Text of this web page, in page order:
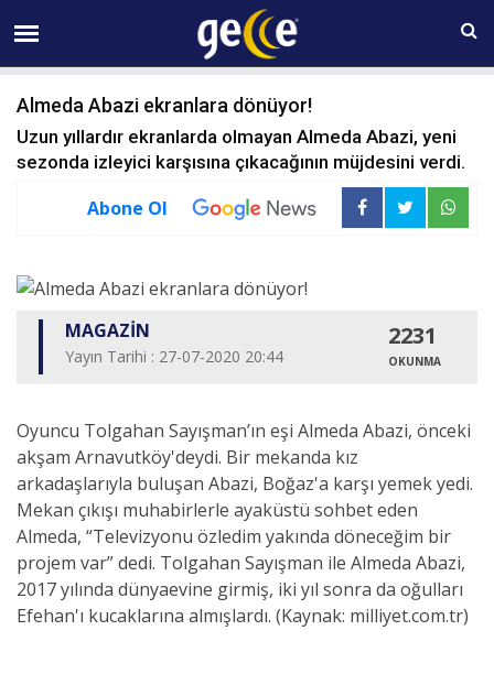
07 AĞUSTOS Cuma 20:40
Almeda Abazi ekranlara dönüyor!
Uzun yıllardır ekranlarda olmayan Almeda Abazi, yeni
sezonda izleyici karşısına çıkacağının müjdesini verdi.
Abone Ol
MAGAZİN
Yayın Tarihi : 27-07-2020 20:44
2231
OKUNMA
Oyuncu Tolgahan Sayışman’ın eşi Almeda Abazi, önceki
akşam Arnavutköy'deydi. Bir mekanda kız
arkadaşlarıyla buluşan Abazi, Boğaz'a karşı yemek yedi.
Mekan çıkışı muhabirlerle ayaküstü sohbet eden
Almeda, “Televizyonu özledim yakında döneceğim bir
projem var” dedi. Tolgahan Sayışman ile Almeda Abazi,
2017 yılında dünyaevine girmiş, iki yıl sonra da oğulları
Efehan'ı kucaklarına almışlardı. (Kaynak: milliyet.com.tr)